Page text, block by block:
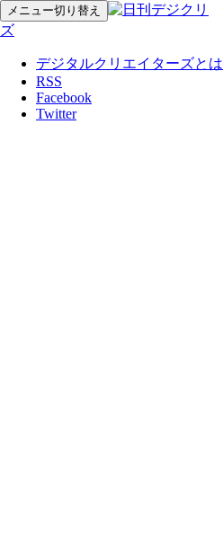
メニュー切り替え
ズ
デジタルクリエイターズとは
RSS
Facebook
Twitter